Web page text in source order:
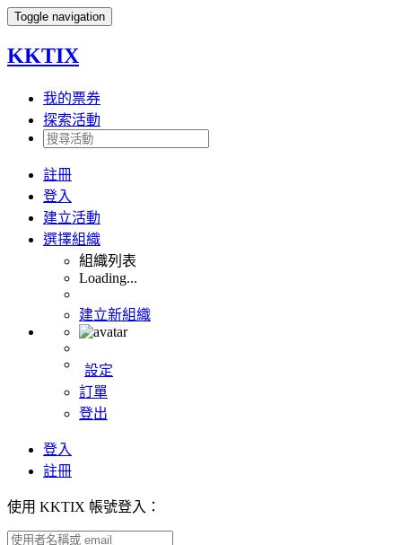
Toggle navigation
KKTIX
我的票券
探索活動
註冊
登入
建立活動
選擇組織
組織列表
Loading...
建立新組織
設定
訂單
登出
登入
註冊
使用 KKTIX 帳號登入：